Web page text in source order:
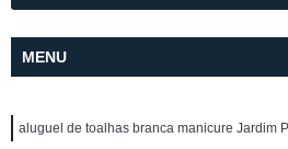
MENU
aluguel de toalhas branca manicure Jardim